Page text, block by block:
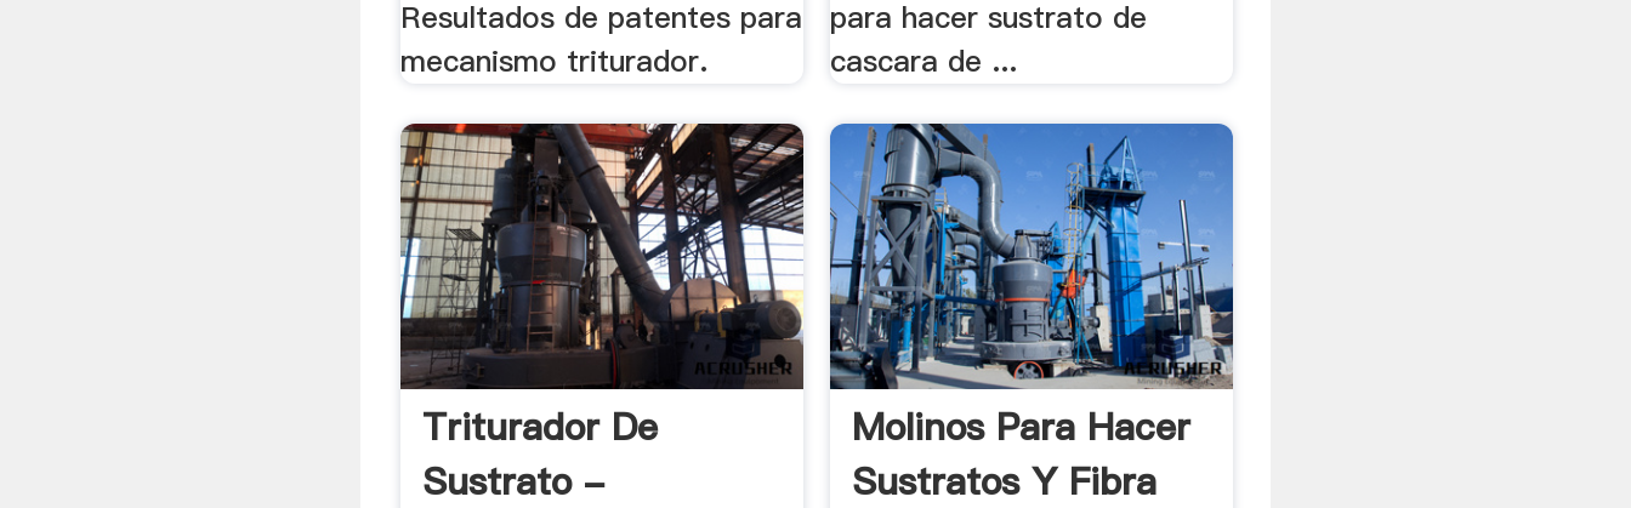
Resultados de patentes para
mecanismo triturador.
para hacer sustrato de
cascara de ...
Triturador De
Sustrato -
Molinos Para Hacer
Sustratos Y Fibra